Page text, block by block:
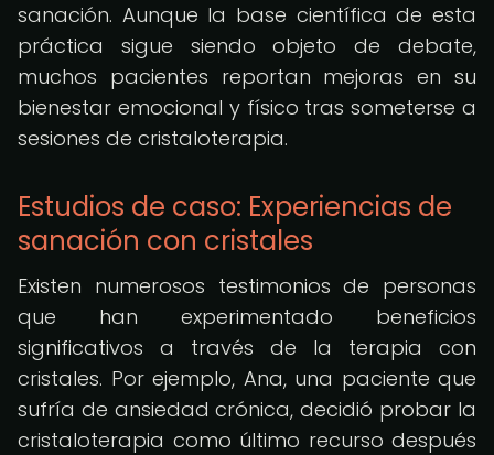
sanación. Aunque la base científica de esta
práctica sigue siendo objeto de debate,
muchos pacientes reportan mejoras en su
bienestar emocional y físico tras someterse a
sesiones de cristaloterapia.
Estudios de caso: Experiencias de
sanación con cristales
Existen numerosos testimonios de personas
que han experimentado beneficios
significativos a través de la terapia con
cristales. Por ejemplo, Ana, una paciente que
sufría de ansiedad crónica, decidió probar la
cristaloterapia como último recurso después